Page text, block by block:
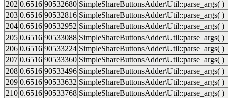
202 0.6516 90532680 SimpleShareButtonsAdder\Util::parse_args( )
203 0.6516 90532816 SimpleShareButtonsAdder\Util::parse_args( )
204 0.6516 90532952 SimpleShareButtonsAdder\Util::parse_args( )
205 0.6516 90533088 SimpleShareButtonsAdder\Util::parse_args( )
206 0.6516 90533224 SimpleShareButtonsAdder\Util::parse_args( )
207 0.6516 90533360 SimpleShareButtonsAdder\Util::parse_args( )
208 0.6516 90533496 SimpleShareButtonsAdder\Util::parse_args( )
209 0.6516 90533632 SimpleShareButtonsAdder\Util::parse_args( )
210 0.6516 90533768 SimpleShareButtonsAdder\Util::parse_args( )